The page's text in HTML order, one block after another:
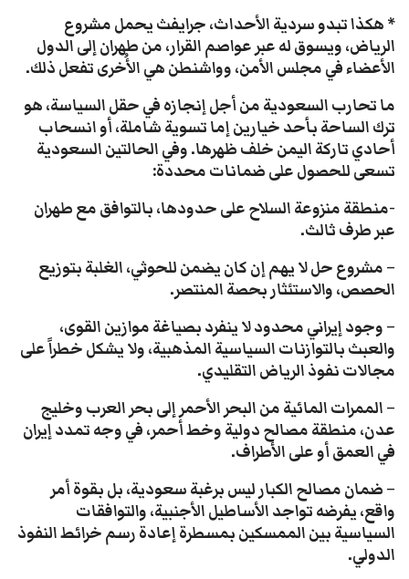
* هكذا تبدو سردية الأحداث، جرايفث يحمل مشروع
الرياض، ويسوق له عبر عواصم القرار، من طهران إلى الدول
الأعضاء في مجلس الأمن، وواشنطن هي الأُخرى تفعل ذلك.
ما تحارب السعودية من أجل إنجازه في حقل السياسة، هو
ترك الساحة بأحد خيارين إما تسوية شاملة، أو انسحاب
أحادي تاركة اليمن خلف ظهرها. وفي الحالتين السعودية
تسعى للحصول على ضمانات محددة:
-منطقة منزوعة السلاح على حدودها، بالتوافق مع طهران
عبر طرف ثالث.
– مشروع حل لا يهم إن كان يضمن للحوثي، الغلبة بتوزيع
الحصص، والاستئثار بحصة المنتصر.
– وجود إيراني محدود لا ينفرد بصياغة موازين القوى،
والعبث بالتوازنات السياسية المذهبية، ولا يشكل خطراً على
مجالات نفوذ الرياض التقليدي.
– الممرات المائية من البحر الأحمر إلى بحر العرب وخليج
عدن، منطقة مصالح دولية وخط أحمر، في وجه تمدد إيران
في العمق أو على الأطراف.
– ضمان مصالح الكبار ليس برغبة سعودية، بل بقوة أمر
واقع، يفرضه تواجد الأساطيل الأجنبية، والتوافقات
السياسية بين الممسكين بمسطرة إعادة رسم خرائط النفوذ
الدولي.